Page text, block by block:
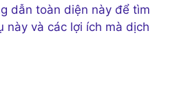
dẫn toàn diện này để tìm
này và các lợi ích mà dịch